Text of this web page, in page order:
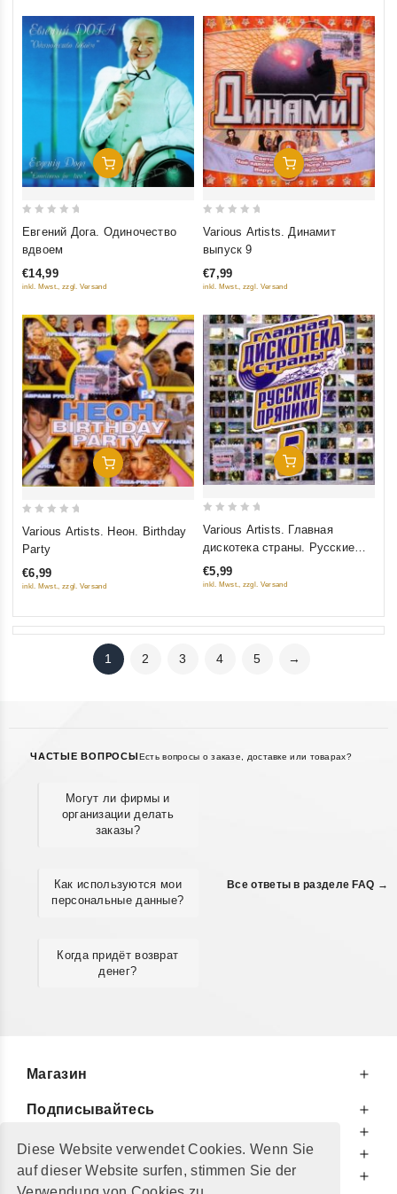
Diese Website verwendet Cookies. Wenn Sie
auf dieser Website surfen, stimmen Sie der
Добавить В Корзину
5
Евгений Дога. Одиночество
вдвоем
€14,99
inkl. Mwst., zzgl. Versand
Добавить В Корзину
5
Various Artists. Динамит
выпуск 9
€7,99
inkl. Mwst., zzgl. Versand
Добавить В Корзину
5
Various Artists. Неон. Birthday
Party
€6,99
inkl. Mwst., zzgl. Versand
Добавить В Корзину
5
Various Artists. Главная
дискотека страны. Русские
пряники 5
€5,99
inkl. Mwst., zzgl. Versand
1 2 3 4 5 →
ЧАСТЫЕ ВОПРОСЫЕсть вопросы о заказе, доставке или товарах?
Могут ли фирмы и
организации делать
заказы?
Как используются мои
персональные данные?
Когда придёт возврат
денег?
Все ответы в разделе FAQ →
Магазин
Подписывайтесь
Информируем Вас
Дополнительно